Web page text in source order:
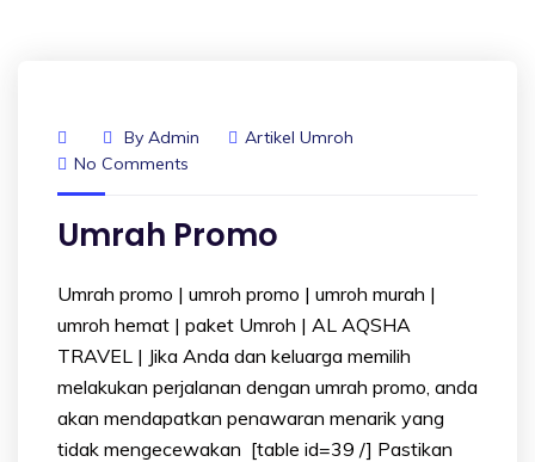
By Admin
Artikel Umroh
No Comments
Umrah Promo
Umrah promo | umroh promo | umroh murah |
umroh hemat | paket Umroh | AL AQSHA
TRAVEL | Jika Anda dan keluarga memilih
melakukan perjalanan dengan umrah promo, anda
akan mendapatkan penawaran menarik yang
tidak mengecewakan [table id=39 /] Pastikan